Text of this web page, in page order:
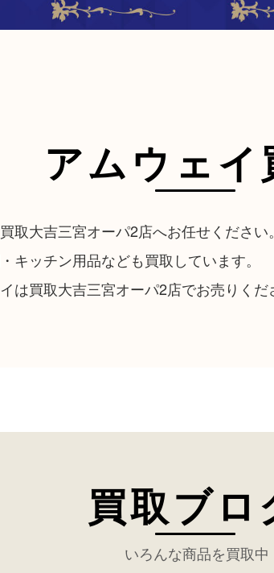
アムウェイ
取大吉三宮オーパ2店へお任せください。
キッチン用品なども買取しています。
は買取大吉三宮オーパ2店でお売りくだ
買取ブロ
いろんな商品を買取中